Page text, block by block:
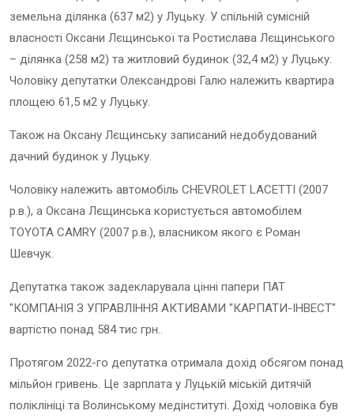
земельна ділянка (637 м2) у Луцьку. У спільній сумісній
власності Оксани Лєщинської та Ростислава Лєщинського
– ділянка (258 м2) та житловий будинок (32,4 м2) у Луцьку.
Чоловіку депутатки Олександрові Галю належить квартира
площею 61,5 м2 у Луцьку.
Також на Оксану Лєщинську записаний недобудований
дачний будинок у Луцьку.
Чоловіку належить автомобіль CHEVROLET LACETTI (2007
р.в.), а Оксана Лєщинська користується автомобілем
TOYOTA CAMRY (2007 р.в.), власником якого є Роман
Шевчук.
Депутатка також задекларувала цінні папери ПАТ
"КОМПАНІЯ З УПРАВЛІННЯ АКТИВАМИ "КАРПАТИ-ІНВЕСТ"
вартістю понад 584 тис грн..
Протягом 2022-го депутатка отримала дохід обсягом понад
мільйон гривень. Це зарплата у Луцькій міській дитячій
поліклініці та Волинському медінституті. Дохід чоловіка був